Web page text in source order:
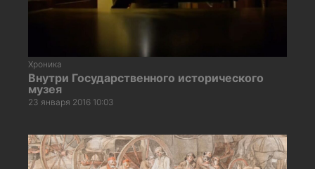
Хроника
Внутри Государственного исторического
музея
23 января 2016 10:03